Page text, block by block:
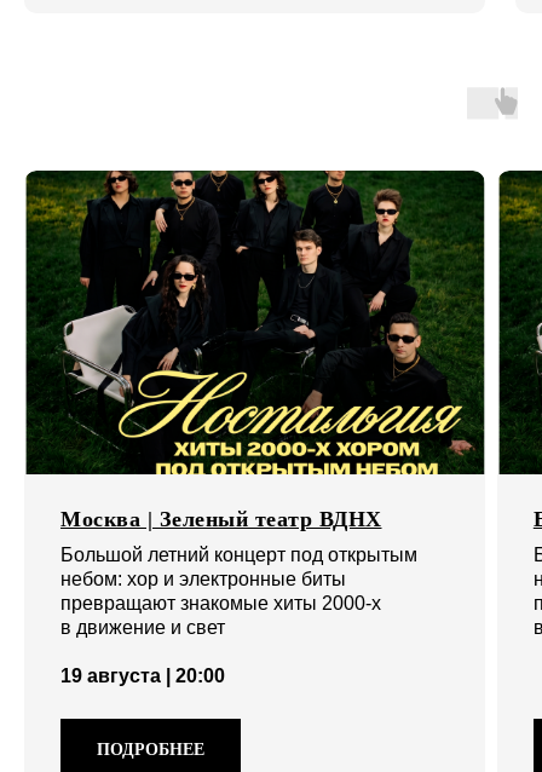
Москва | Зеленый театр ВДНХ
Большой летний концерт под открытым
небом: хор и электронные биты
превращают знакомые хиты 2000-х
в движение и свет
19 августа | 20:00
ПОДРОБНЕЕ